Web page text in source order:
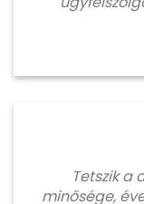
Tetszik a
minősége,